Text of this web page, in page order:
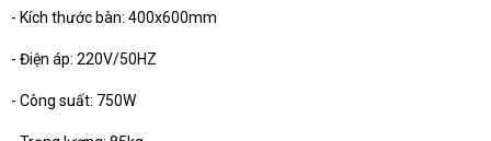
- Kích thước bàn: 400x600mm
- Điện áp: 220V/50HZ
- Công suất: 750W